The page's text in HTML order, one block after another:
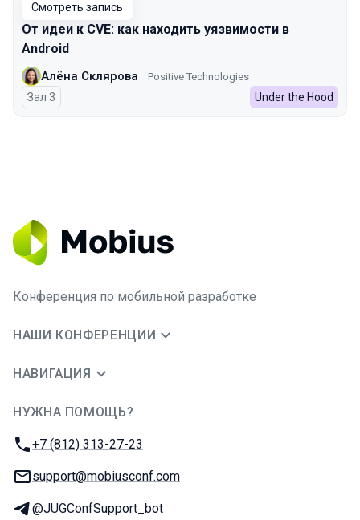
Смотреть запись
От идеи к CVE: как находить уязвимости в
Android
Алёна Склярова Positive Technologies
Зал 3 Under the Hood
Конференция по мобильной разработке
НАШИ КОНФЕРЕНЦИИ
НАВИГАЦИЯ
НУЖНА ПОМОЩЬ?
Телефон:
+7 (812) 313-27-23
E-mail:
support@mobiusconf.com
Телеграм:
@JUGConfSupport_bot